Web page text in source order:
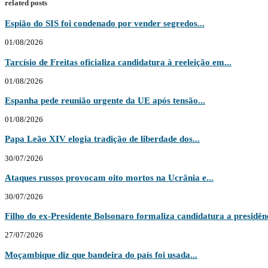
related posts
Espião do SIS foi condenado por vender segredos...
01/08/2026
Tarcísio de Freitas oficializa candidatura à reeleição em...
01/08/2026
Espanha pede reunião urgente da UE após tensão...
01/08/2026
Papa Leão XIV elogia tradição de liberdade dos...
30/07/2026
Ataques russos provocam oito mortos na Ucrânia e...
30/07/2026
Filho do ex-Presidente Bolsonaro formaliza candidatura a
27/07/2026
Moçambique diz que bandeira do país foi usada...